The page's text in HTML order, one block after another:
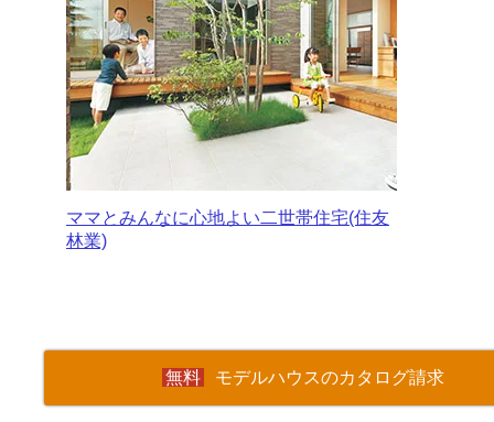
ママとみんなに心地よい二世帯住宅(住友
林業)
モデルハウスのカタログ請求